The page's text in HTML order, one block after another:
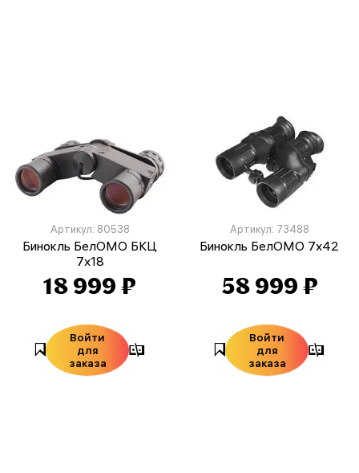
Артикул: 80538
Бинокль БелОМО БКЦ
7x18
18 999 ₽
Войти
для
заказа
Артикул: 73488
Бинокль БелОМО 7x42
58 999 ₽
Войти
для
заказа